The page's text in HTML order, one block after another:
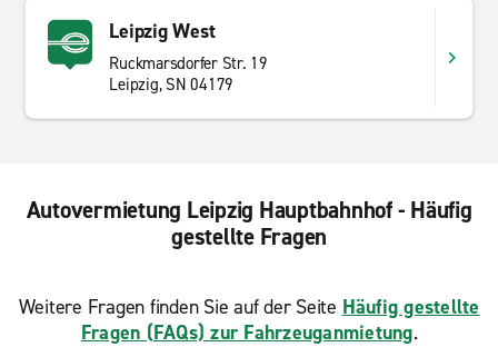
Leipzig West
Ruckmarsdorfer Str. 19
Leipzig, SN 04179
Autovermietung Leipzig Hauptbahnhof - Häufig
gestellte Fragen
Weitere Fragen finden Sie auf der Seite Häufig gestellte
Fragen (FAQs) zur Fahrzeuganmietung.